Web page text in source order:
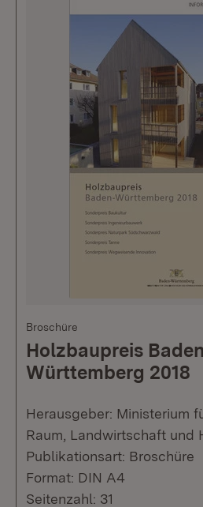
Broschüre
Holzbaupreis
Württemberg 2018
Herausgeber: Ministerium
Raum, Landwirtschaft und
Publikationsart: Broschüre
Format: DIN A4
Seitenzahl: 31